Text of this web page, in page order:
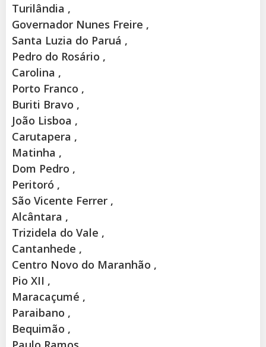
Turilândia ,
Governador Nunes Freire ,
Santa Luzia do Paruá ,
Pedro do Rosário ,
Carolina ,
Porto Franco ,
Buriti Bravo ,
João Lisboa ,
Carutapera ,
Matinha ,
Dom Pedro ,
Peritoró ,
São Vicente Ferrer ,
Alcântara ,
Trizidela do Vale ,
Cantanhede ,
Centro Novo do Maranhão ,
Pio XII ,
Maracaçumé ,
Paraibano ,
Bequimão ,